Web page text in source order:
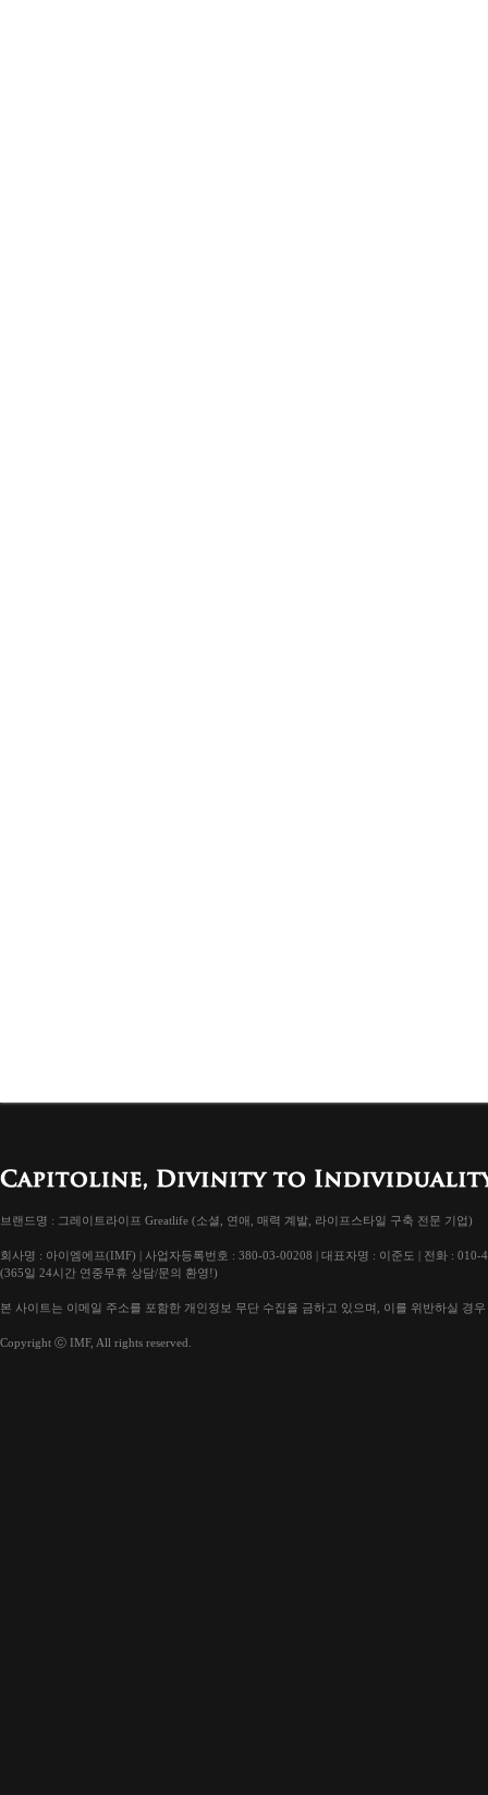
브랜드명 : 그레이트라이프 Greatlife (소셜, 연애, 매력 계발, 라이프스타일 구축 전문 기업)
회사명 : 아이엠에프(IMF) | 사업자등록번호 : 380-03-00208 | 대표자명 : 이준도 | 전화 :
(365일 24시간 연중무휴 상담/문의 환영!)
본 사이트는 이메일 주소를 포함한 개인정보 무단 수집을 금하고 있으며, 이를 위반하실 경
Copyright ⓒ IMF, All rights reserved.